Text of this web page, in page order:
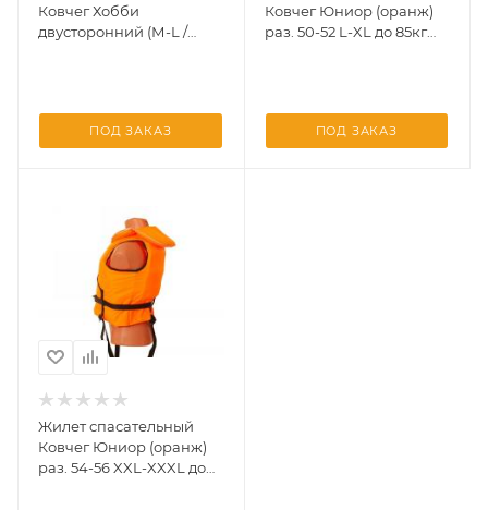
Ковчег Хобби
двусторонний (М-L /
ПОД ЗАКАЗ
Ковчег Юниор (оранж)
раз. 50-52 L-XL до 85кг
ПОД ЗАКАЗ
Жилет спасательный
Ковчег Юниор (оранж)
раз. 54-56 XXL-XXXL до